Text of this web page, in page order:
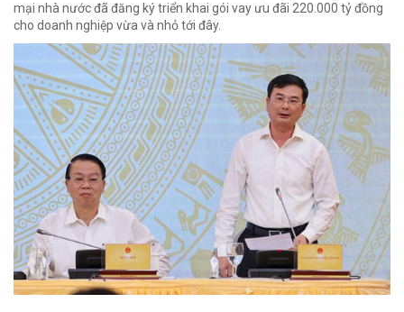
mại nhà nước đã đăng ký triển khai gói vay ưu đãi 220.000 tỷ đồng
cho doanh nghiệp vừa và nhỏ tới đây.